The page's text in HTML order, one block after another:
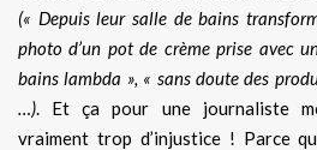
(« Depuis leur salle de bains
photo d’un pot de crème prise avec
bains lambda », « sans doute des
…). Et ça pour une journaliste
vraiment trop d’injustice ! Parce